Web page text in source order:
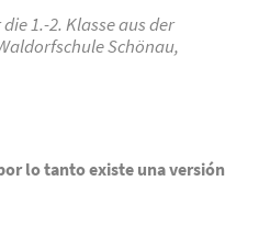
1.-2. Klasse aus der
Schönau,
lo tanto existe una versión